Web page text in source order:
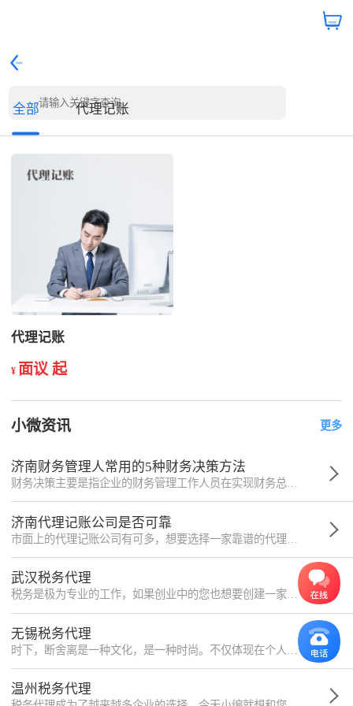
全部 代理记账
代理记账
¥ 面议 起
小微资讯 更多
济南财务管理人常用的5种财务决策方法
济南代理记账公司是否可靠
武汉税务代理
无锡税务代理
时下，断舍离是一种文化，是一种时尚。不仅体现在个人上，对企业而言也要如此，许多工作并不是非得企业躬亲，寻找专业的机构往往更加省时省力。接下来小编就为您介绍。
温州税务代理